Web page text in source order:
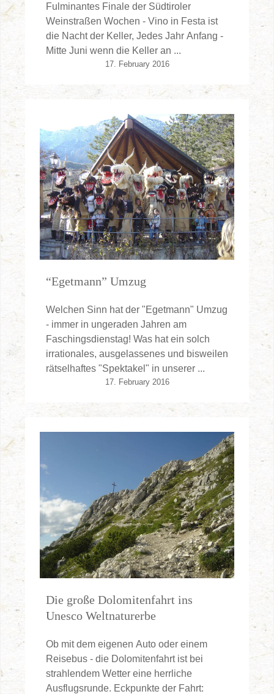
Fulminantes Finale der Südtiroler
Weinstraßen Wochen - Vino in Festa ist
die Nacht der Keller, Jedes Jahr Anfang -
Mitte Juni wenn die Keller an ...
17. February 2016
“Egetmann” Umzug
Welchen Sinn hat der "Egetmann" Umzug
- immer in ungeraden Jahren am
Faschingsdienstag! Was hat ein solch
irrationales, ausgelassenes und bisweilen
rätselhaftes "Spektakel" in unserer ...
17. February 2016
Die große Dolomitenfahrt ins
Unesco Weltnaturerbe
Ob mit dem eigenen Auto oder einem
Reisebus - die Dolomitenfahrt ist bei
strahlendem Wetter eine herrliche
Ausflugsrunde. Eckpunkte der Fahrt: